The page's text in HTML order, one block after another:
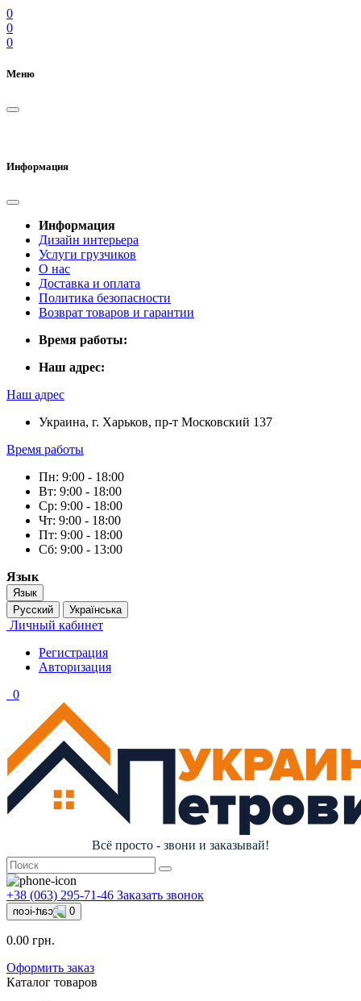
0
0
0
Меню
Информация
Информация
Дизайн интерьера
Услуги грузчиков
О нас
Доставка и оплата
Политика безопасности
Возврат товаров и гарантии
Время работы:
Наш адрес:
Наш адрес
Украина, г. Харьков, пр-т Московский 137
Время работы
Пн: 9:00 - 18:00
Вт: 9:00 - 18:00
Ср: 9:00 - 18:00
Чт: 9:00 - 18:00
Пт: 9:00 - 18:00
Сб: 9:00 - 13:00
Язык
Язык
Русский
Українська
Личный кабинет
Регистрация
Авторизация
0
Всё просто - звони и заказывай!
+38 (063) 295-71-46 Заказать звонок
0
0.00 грн.
Оформить заказ
Каталог товаров